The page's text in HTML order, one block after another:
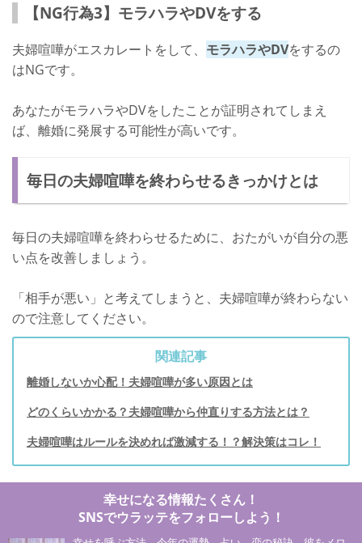
【NG行為3】モラハラやDVをする
夫婦喧嘩がエスカレートをして、 モラハラやDVをするの
はNGです。
あなたがモラハラやDVをしたことが証明されてしまえ
ば、離婚に発展する可能性が高いです。
毎日の夫婦喧嘩を終わらせるきっかけとは
毎日の夫婦喧嘩を終わらせるために、おたがいが自分の悪
い点を改善しましょう。
「相手が悪い」と考えてしまうと、夫婦喧嘩が終わらない
ので注意してください。
関連記事
離婚しないか心配！夫婦喧嘩が多い原因とは
どのくらいかかる？夫婦喧嘩から仲直りする方法とは？
夫婦喧嘩はルールを決めれば激減する！？解決策はコレ！
幸せになる情報たくさん！
SNSでウラッテをフォローしよう！